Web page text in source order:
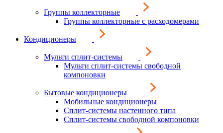
Группы коллекторные
Группы коллекторные с расходомерами
Кондиционеры
Мульти сплит-системы
Мульти сплит-системы свободной
компоновки
Бытовые кондиционеры
Мобильные кондиционеры
Сплит-системы настенного типа
Сплит-системы свободной компоновки